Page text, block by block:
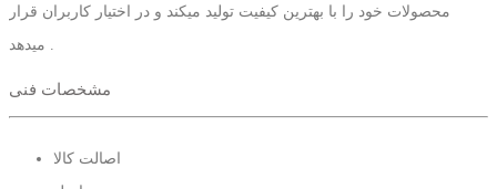
محصولات خود را با بهترین کیفیت تولید میکند و در اختیار کاربران قرار
قبلا برای کارهای صنعتی و تاسیسات و تعمیرات از ابزارهای کلاسیک استفاده
اکسکورت مدل XSP01-0621 این مشکل به راحتی برطرف شده از این
مشخصات فنی
اصالت کالا